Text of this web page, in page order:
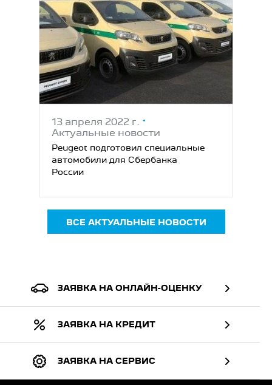
13 апреля 2022 г.
Актуальные новости
Peugeot подготовил специальные
автомобили для Сбербанка
России
ВСЕ АКТУАЛЬНЫЕ НОВОСТИ
ЗАЯВКА НА ОНЛАЙН-ОЦЕНКУ
ЗАЯВКА НА КРЕДИТ
ЗАЯВКА НА СЕРВИС